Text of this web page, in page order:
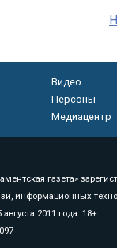
Видео
Персоны
Медиацентр
газета»
информационных
2011 года. 18+